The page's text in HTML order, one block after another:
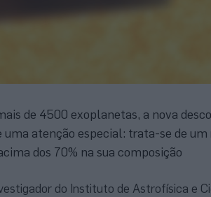
de 4500 exoplanetas, a nova
atenção especial: trata-se de um
dos 70% na sua composição
do Instituto de Astrofísica e